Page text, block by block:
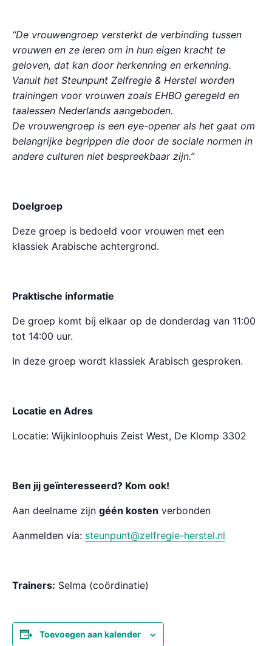
“De vrouwengroep versterkt de verbinding tussen
vrouwen en ze leren om in hun eigen kracht te
geloven, dat kan door herkenning en erkenning.
Vanuit het Steunpunt Zelfregie & Herstel worden
trainingen voor vrouwen zoals EHBO geregeld en
taalessen Nederlands aangeboden.
De vrouwengroep is een eye-opener als het gaat om
belangrijke begrippen die door de sociale normen in
andere culturen niet bespreekbaar zijn.”
Doelgroep
Deze groep is bedoeld voor vrouwen met een
klassiek Arabische achtergrond.
Praktische informatie
De groep komt bij elkaar op de donderdag van 11:00
tot 14:00 uur.
In deze groep wordt klassiek Arabisch gesproken.
Locatie en Adres
Locatie: Wijkinloophuis Zeist West, De Klomp 3302
Ben jij geïnteresseerd? Kom ook!
Aan deelname zijn géén kosten verbonden
Aanmelden via: steunpunt@zelfregie-herstel.nl
Trainers: Selma (coördinatie)
Toevoegen aan kalender